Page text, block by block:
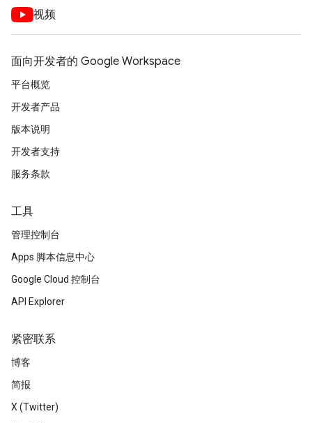
视频
面向开发者的 Google Workspace
平台概览
开发者产品
版本说明
开发者支持
服务条款
工具
管理控制台
Apps 脚本信息中心
Google Cloud 控制台
API Explorer
紧密联系
博客
简报
X (Twitter)